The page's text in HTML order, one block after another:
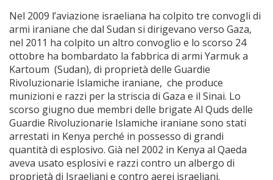
Nel 2009 l’aviazione israeliana ha colpito tre convogli di
armi iraniane che dal Sudan si dirigevano verso Gaza,
nel 2011 ha colpito un altro convoglio e lo scorso 24
ottobre ha bombardato la fabbrica di armi Yarmuk a
Kartoum (Sudan), di proprietà delle Guardie
Rivoluzionarie Islamiche iraniane, che produce
munizioni e razzi per la striscia di Gaza e il Sinai. Lo
scorso giugno due membri delle brigate Al Quds delle
Guardie Rivoluzionarie Islamiche iraniane sono stati
arrestati in Kenya perché in possesso di grandi
quantità di esplosivo. Già nel 2002 in Kenya al Qaeda
aveva usato esplosivi e razzi contro un albergo di
proprietà di Israeliani e contro aerei israeliani.